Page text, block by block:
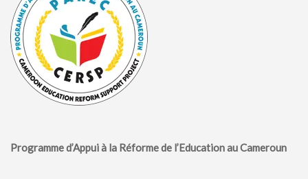
Programme d’Appui à la Réforme de l’Education au Cameroun